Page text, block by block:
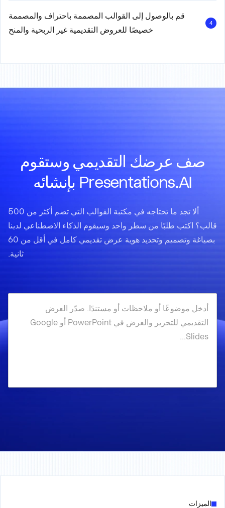
4
قم بالوصول إلى القوالب المصممة باحتراف والمصممة
خصيصًا للعروض التقديمية غير الربحية والمنح
صف عرضك التقديمي وستقوم
Presentations.AI بإنشائه
ألا تجد ما تحتاجه في مكتبة القوالب التي تضم أكثر من 500
قالب؟ اكتب طلبًا من سطر واحد وسيقوم الذكاء الاصطناعي لدينا
بصياغة وتصميم وتحديد هوية عرض تقديمي كامل في أقل من 60
ثانية.
الميزات